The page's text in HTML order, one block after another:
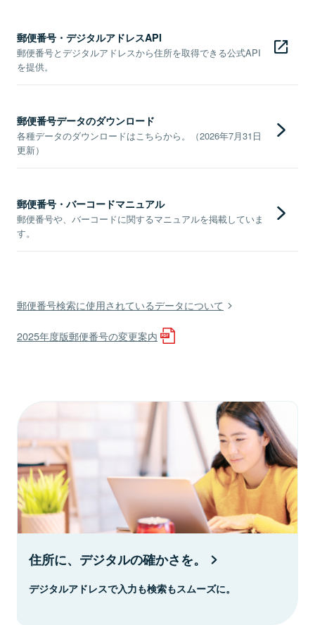
郵便番号・デジタルアドレスAPI
郵便番号とデジタルアドレスから住所を取得できる公式API
を提供。
郵便番号データのダウンロード
各種データのダウンロードはこちらから。（2026年7月31日
更新）
郵便番号・バーコードマニュアル
郵便番号や、バーコードに関するマニュアルを掲載していま
す。
郵便番号検索に使用されているデータについて
2025年度版郵便番号の変更案内
住所に、デジタルの確かさを。
デジタルアドレスで入力も検索もスムーズに。